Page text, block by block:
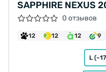
SAPPHIRE NEXUS
0 отзывов
12 12 12 9
L